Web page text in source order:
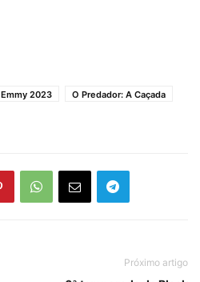
Emmy 2023
O Predador: A Caçada
Próximo artigo